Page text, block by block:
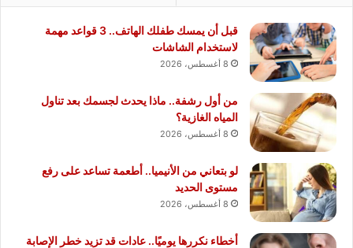
قبل أن يمسك طفلك الهاتف.. 3 قواعد مهمة
لاستخدام الشاشات
8 أغسطس، 2026
من أول رشفة.. ماذا يحدث لجسمك بعد تناول
المياه الغازية؟
8 أغسطس، 2026
لو بتعاني من الأنيميا.. أطعمة تساعد على رفع
مستوى الحديد
8 أغسطس، 2026
أخطاء نكررها يوميًا.. عادات قد تزيد خطر الإصابة